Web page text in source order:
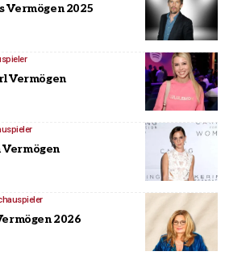
Vermögen 2025
Vermögen
Vermögen
2026